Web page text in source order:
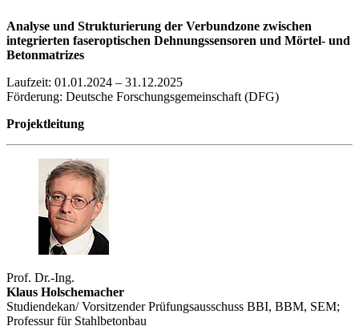
Analyse und Strukturierung der Verbundzone zwischen
integrierten faseroptischen Dehnungssensoren und Mörtel- und
Betonmatrizes
Laufzeit: 01.01.2024 – 31.12.2025
Förderung: Deutsche Forschungsgemeinschaft (DFG)
Projektleitung
Prof. Dr.-Ing.
Klaus Holschemacher
Studiendekan/ Vorsitzender Prüfungsausschuss BBI, BBM, SEM;
Professur für Stahlbetonbau